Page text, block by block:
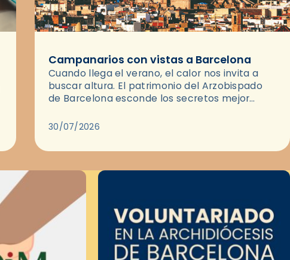
Campanarios con vistas a Barcelona
Cuando llega el verano, el calor nos invita a
buscar altura. El patrimonio del Arzobispado
de Barcelona esconde los secretos mejor
campanarios y las cubiertas de…
30/07/2026